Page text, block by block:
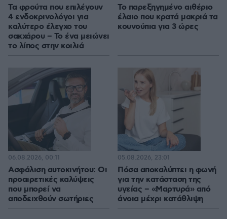
Τα φρούτα που επιλέγουν
4 ενδοκρινολόγοι για
καλύτερο έλεγχο του
σακχάρου – Το ένα μειώνει
το λίπος στην κοιλιά
Το παρεξηγημένο αιθέριο
έλαιο που κρατά μακριά τα
κουνούπια για 3 ώρες
Ασφάλιση αυτοκινήτου: Οι
προαιρετικές καλύψεις
που μπορεί να
αποδειχθούν σωτήριες
06.08.2026, 00:11
Πόσα αποκαλύπτει η φωνή
για την κατάσταση της
υγείας – «Μαρτυρά» από
άνοια μέχρι κατάθλιψη
05.08.2026, 23:01